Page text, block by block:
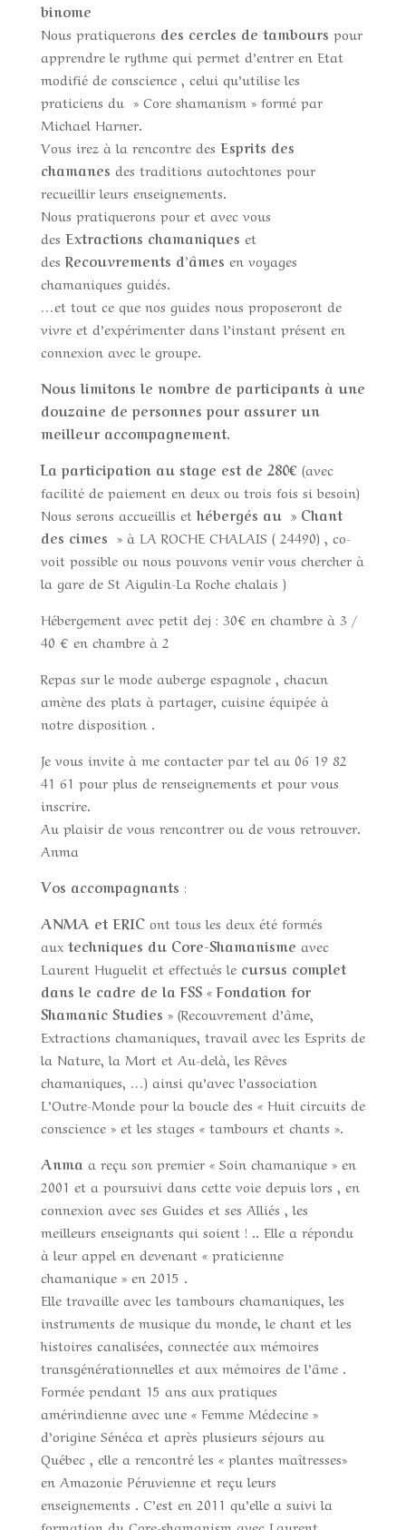
binome
Nous pratiquerons des cercles de tambours pour
apprendre le rythme qui permet d’entrer en Etat
modifié de conscience , celui qu’utilise les
praticiens du » Core shamanism » formé par
Michael Harner.
Vous irez à la rencontre des Esprits des
chamanes des traditions autochtones pour
recueillir leurs enseignements.
Nous pratiquerons pour et avec vous
des Extractions chamaniques et
desRecouvrements d’âmes en voyages
chamaniques guidés.
…et tout ce que nos guides nous proposeront de
vivre et d’expérimenter dans l’instant présent en
connexion avec le groupe.
Nous limitons le nombre de participants à une
douzaine de personnes pour assurer un
meilleur accompagnement.
La participation au stage est de 280€ (avec
facilité de paiement en deux ou trois fois si besoin)
Nous serons accueillis ethébergés au » Chant
des cimes » à LA ROCHE CHALAIS ( 24490) , co-
voit possible ou nous pouvons venir vous chercher à
la gare de St Aigulin-La Roche chalais )
Hébergement avec petit dej : 30€ en chambre à 3 /
40 € en chambre à 2
Repas sur le mode auberge espagnole , chacun
amène des plats à partager, cuisine équipée à
notre disposition .
Je vous invite à me contacter par tel au 06 19 82
41 61 pour plus de renseignements et pour vous
inscrire.
Au plaisir de vous rencontrer ou de vous retrouver.
Anma
Vos accompagnants :
ANMA et ERICont tous les deux été formés
auxtechniques du Core-Shamanisme avec
Laurent Huguelit et effectués le cursus complet
dans le cadre de la FSS«Fondation for
Shamanic Studies » (Recouvrement d’âme,
Extractions chamaniques, travail avec les Esprits de
la Nature, la Mort et Au-delà, les Rêves
chamaniques, …) ainsi qu’avec l’association
L’Outre-Monde pour la boucle des « Huit circuits de
conscience » et les stages « tambours et chants ».
Anmaa reçu son premier « Soin chamanique » en
2001 et a poursuivi dans cette voie depuis lors , en
connexion avec ses Guides et ses Alliés , les
meilleurs enseignants qui soient ! .. Elle a répondu
à leur appel en devenant « praticienne
chamanique » en 2015 .
Elle travaille avec les tambours chamaniques, les
instruments de musique du monde, le chant et les
histoires canalisées, connectée aux mémoires
transgénérationnelles et aux mémoires de l’âme .
Formée pendant 15 ans aux pratiques
amérindienne avec une « Femme Médecine »
d’origine Sénéca et après plusieurs séjours au
Québec , elle a rencontré les « plantes maîtresses»
en Amazonie Péruvienne et reçu leurs
enseignements . C’est en 2011 qu’elle a suivi la